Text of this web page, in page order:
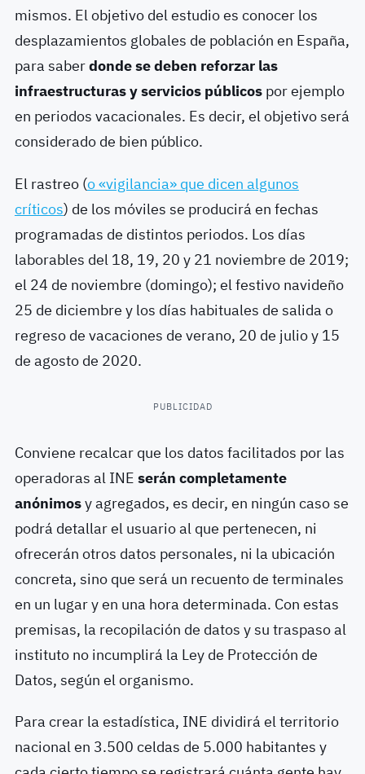
mismos. El objetivo del estudio es conocer los
desplazamientos globales de población en España,
para saberdonde se deben reforzar las
infraestructuras y servicios públicospor ejemplo
en periodos vacacionales. Es decir, el objetivo será
considerado de bien público.
El rastreo (o «vigilancia» que dicen algunos
críticos) de los móviles se producirá en fechas
programadas de distintos periodos. Los días
laborables del 18, 19, 20 y 21 noviembre de 2019;
el 24 de noviembre (domingo); el festivo navideño
25 de diciembre y los días habituales de salida o
regreso de vacaciones de verano, 20 de julio y 15
de agosto de 2020.
PUBLICIDAD
Conviene recalcar que los datos facilitados por las
operadoras al INE serán completamente
anónimosy agregados, es decir, en ningún caso se
podrá detallar el usuario al que pertenecen, ni
ofrecerán otros datos personales, ni la ubicación
concreta, sino que será un recuento de terminales
en un lugar y en una hora determinada. Con estas
premisas, la recopilación de datos y su traspaso al
instituto no incumplirá la Ley de Protección de
Datos, según el organismo.
Para crear la estadística, INE dividirá el territorio
nacional en 3.500 celdas de 5.000 habitantes y